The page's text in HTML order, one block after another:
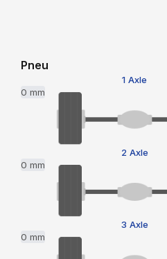
Pneu
1 Axle
0 mm
2 Axle
0 mm
3 Axle
0 mm